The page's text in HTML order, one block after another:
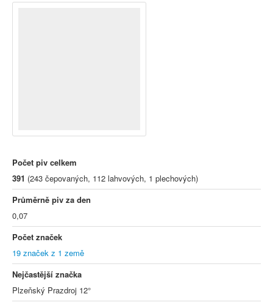
Počet piv celkem
391 (243 čepovaných, 112 lahvových, 1 plechových)
Průměrně piv za den
0,07
Počet značek
19 značek z 1 země
Nejčastější značka
Plzeňský Prazdroj 12°